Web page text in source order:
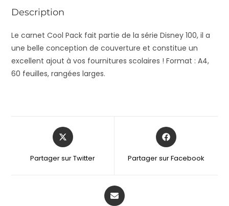
Description
Le carnet Cool Pack fait partie de la série Disney 100, il a
une belle conception de couverture et constitue un
excellent ajout à vos fournitures scolaires !Format : A4,
60 feuilles, rangées larges.
Partager sur Twitter Partager sur Facebook